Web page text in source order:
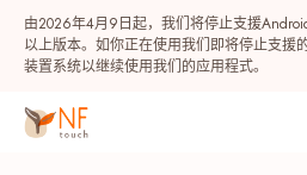
由2026年4月9日起，我们将停止支援
以上版本。如你正在使用我们即将停止支援
装置系统以继续使用我们的应用程式。